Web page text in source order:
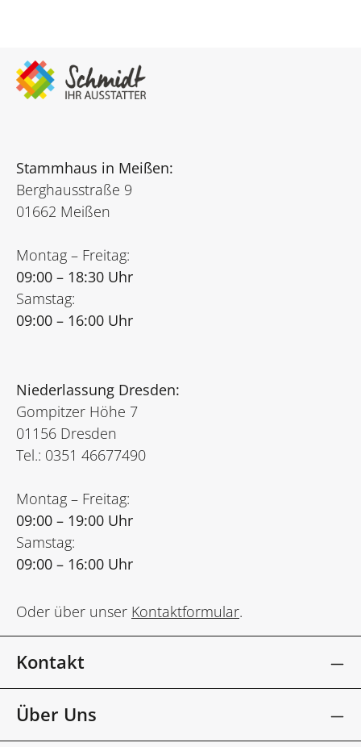
Stammhaus in Meißen:
Berghausstraße 9
01662 Meißen
Montag – Freitag:
09:00 – 18:30 Uhr
Samstag:
09:00 – 16:00 Uhr
Niederlassung Dresden:
Gompitzer Höhe 7
01156 Dresden
Tel.: 0351 46677490
Montag – Freitag:
09:00 – 19:00 Uhr
Samstag:
09:00 – 16:00 Uhr
Oder über unser Kontaktformular.
Kontakt
Über Uns